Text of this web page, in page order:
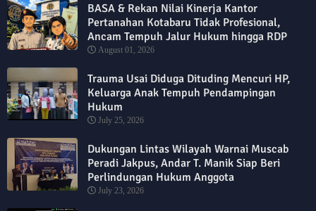
BASA & Rekan Nilai Kinerja Kantor
Pertanahan Kotabaru Tidak Profesional,
Ancam Tempuh Jalur Hukum hingga RDP
August 01, 2026
Trauma Usai Diduga Dituding Mencuri HP,
Keluarga Anak Tempuh Pendampingan
Hukum
July 25, 2026
Dukungan Lintas Wilayah Warnai Muscab
Peradi Jakpus, Andar T. Manik Siap Beri
Perlindungan Hukum Anggota
July 23, 2026